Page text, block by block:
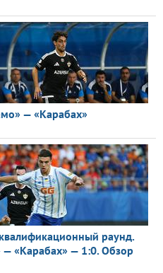
— «Карабах»
раунд.
«Карабах» — 1:0. Обзор